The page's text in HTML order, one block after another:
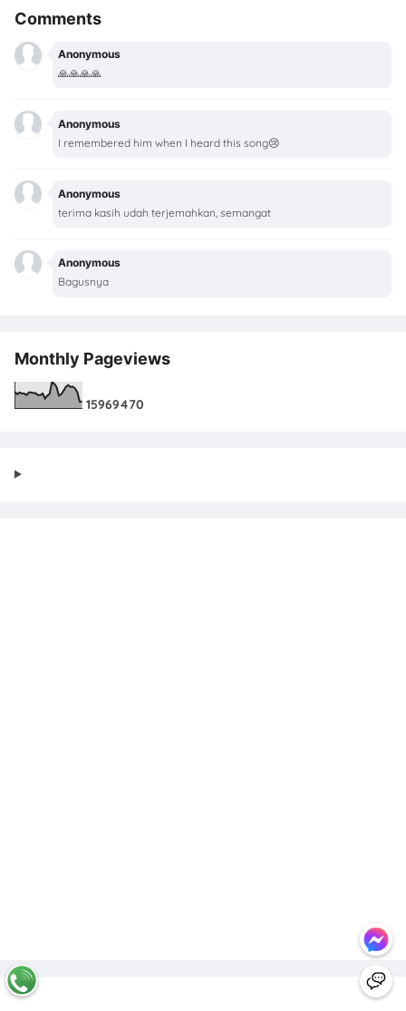
Comments
Anonymous
🙏🙏🙏🙏
Anonymous
I remembered him when I heard this song😢
Anonymous
terima kasih udah terjemahkan, semangat
Anonymous
Bagusnya
Monthly Pageviews
15969470